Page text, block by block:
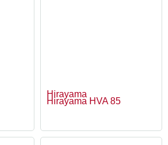
Hirayama
Hirayama HVA 85